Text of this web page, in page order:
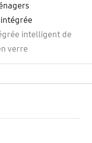
intelligent de
verre